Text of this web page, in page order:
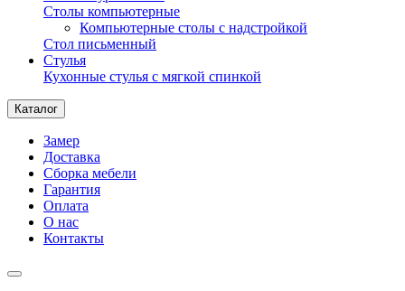
Столы компьютерные
Компьютерные столы с надстройкой
Стол письменный
Стулья
Кухонные стулья с мягкой спинкой
Каталог
Замер
Доставка
Сборка мебели
Гарантия
Оплата
О нас
Контакты